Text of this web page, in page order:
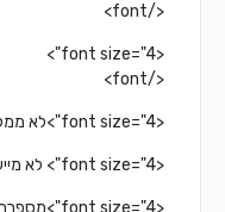
</font>
<font size="4">
</font>
<font size="4">לא ממליצה,</font>
<font size="4"> לא מייעצת</font>
<font size="4">מספרת.</font>